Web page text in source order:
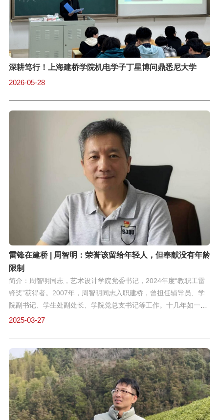
深耕笃行！上海建桥学院机电学子丁星博问鼎悉尼大学
2026-05-28
雷锋在建桥 | 周智明：荣誉该留给年轻人，但奉献没有年龄
限制
简介：周智明同志，艺术设计学院党委书记，2024年度“教职工雷
锋奖”获得者。2007年，周智明同志入职建桥，曾担任辅导员、学
院副书记、学生处副处长、学院党总支书记等工作。十几年如一
日，甘为孺子牛，以校为家。踏实肯干是领导们对他的印象，解决
有个身影默默退到角落。“我这把年纪要这些做什么？不如让年轻人
带着它评优晋级才紧要。”这种“退让”并非首次。类似的话，艺术设
计学院的周智明书记说了很多次。自2007年进入建桥学院，这位拿
过省级劳模证书的老教育工作者，从东北黑土地来到黄浦江畔，在
机电系辅导员岗位从头开始干起。当学院评优争先时，他总把机会
让给年轻教师，自己却常在节假日带头值班，“站好第一班岗，把好
2025-03-27